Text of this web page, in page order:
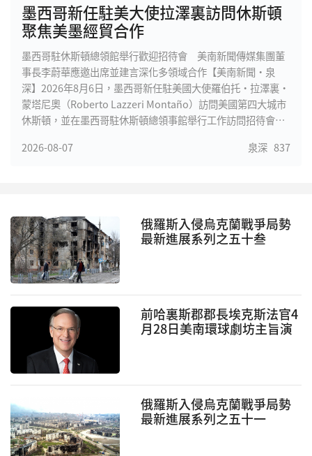
墨西哥新任駐美大使拉澤裏訪問休斯頓
聚焦美墨經貿合作
墨西哥駐休斯頓總領館舉行歡迎招待會 美南新聞傳媒集團董
事長李蔚華應邀出席並建言深化多領域合作【美南新聞·泉
深】2026年8月6日，墨西哥新任駐美國大使羅伯托·拉澤裏·
蒙塔尼奧（Roberto Lazzeri Montaño）訪問美國第四大城市
休斯頓，並在墨西哥駐休斯頓總領事館舉行工作訪問招待會。
表，以及墨西哥裔社區重要領袖等齊聚一堂，就進一步加強美
2026-08-07 泉深 837
俄羅斯入侵烏克蘭戰爭局勢
最新進展系列之五十叁
前哈裏斯郡郡長埃克斯法官4
月28日美南環球劇坊主旨演
俄羅斯入侵烏克蘭戰爭局勢
最新進展系列之五十一